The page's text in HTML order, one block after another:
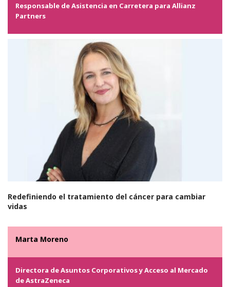
Responsable de Asistencia en Carretera para Allianz
Partners
Redefiniendo el tratamiento del cáncer para cambiar
vidas
Marta Moreno
Directora de Asuntos Corporativos y Acceso al Mercado
de AstraZeneca